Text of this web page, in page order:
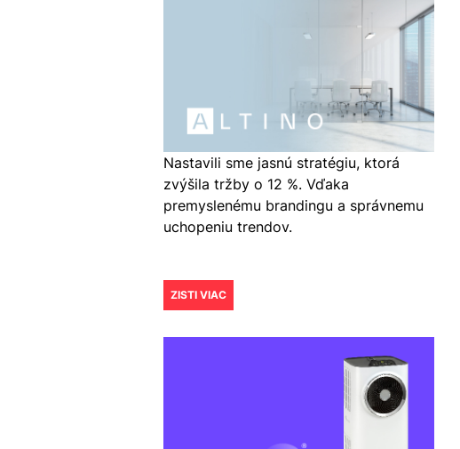
Nastavili sme jasnú stratégiu, ktorá
zvýšila tržby o 12 %. Vďaka
premyslenému brandingu a správnemu
uchopeniu trendov.
ZISTI VIAC